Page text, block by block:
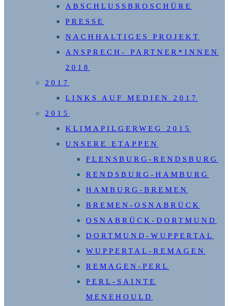
ABSCHLUSSBROSCHÜRE
PRESSE
NACHHALTIGES PROJEKT
ANSPRECH- PARTNER*INNEN
2018
2017
LINKS AUF MEDIEN 2017
2015
KLIMAPILGERWEG 2015
UNSERE ETAPPEN
FLENSBURG-RENDSBURG
RENDSBURG-HAMBURG
HAMBURG-BREMEN
BREMEN-OSNABRÜCK
OSNABRÜCK-DORTMUND
DORTMUND-WUPPERTAL
WUPPERTAL-REMAGEN
REMAGEN-PERL
PERL-SAINTE
MENEHOULD